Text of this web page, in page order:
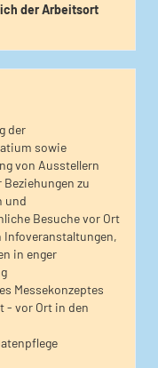
der Arbeitsort
der
sowie
von Ausstellern
zu
und
Besuche vor Ort
Infoveranstaltungen,
in enger
Messekonzeptes
- vor Ort in den